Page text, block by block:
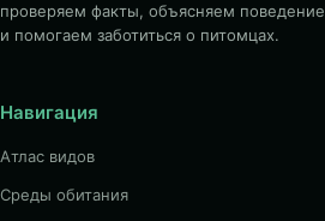
проверяем факты, объясняем поведение
и помогаем заботиться о питомцах.
Навигация
Атлас видов
Среды обитания